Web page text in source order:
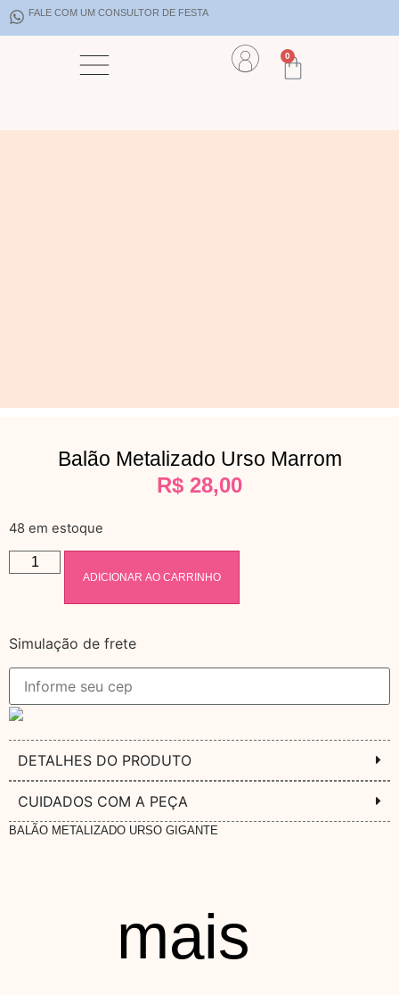
FALE COM UM CONSULTOR DE FESTA
0
Balão Metalizado Urso Marrom
R$ 28,00
48 em estoque
ADICIONAR AO CARRINHO
Simulação de frete
DETALHES DO PRODUTO
CUIDADOS COM A PEÇA
BALÃO METALIZADO URSO GIGANTE
mais